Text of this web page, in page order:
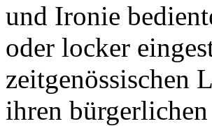
und Ironie
oder locker
zeitgenössischen
ihren